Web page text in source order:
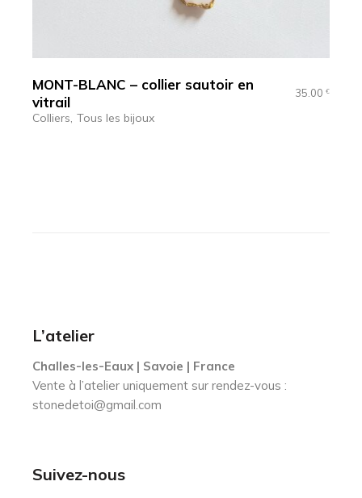
MONT-BLANC – collier sautoir en
vitrail
35.00 €
Colliers Tous les bijoux
L’atelier
Challes-les-Eaux | Savoie | France
Vente à l’atelier uniquement sur rendez-vous :
stonedetoi@gmail.com
Suivez-nous